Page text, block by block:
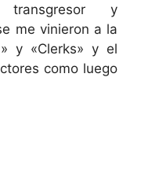
transgresor y
me vinieron a la
y «Clerks» y el
como luego